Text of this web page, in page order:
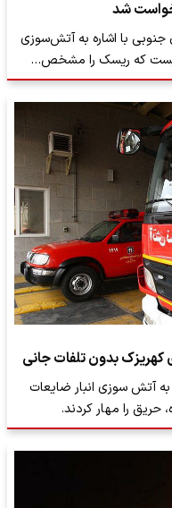
شد
جنوبی با اشاره به آتش‌سوزی
نیست که ریسک را مشخص…
آتش سوزی انبار ضایعات